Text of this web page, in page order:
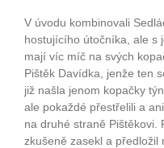
V úvodu kombinovali
hostujícího útočníka, ale s
mají víc míč na svých
Pištěk Davídka, jenže ten
již našla jenom kopačky
ale pokaždé přestřelili a
na druhé straně Pištěkovi.
zkušeně zasekl a